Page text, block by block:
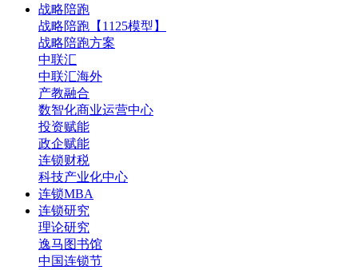
战略陪跑
战略陪跑【1125模型】
战略陪跑方案
中联汇
中联汇海外
产教融合
数智化商业运营中心
投资赋能
政企赋能
连锁财税
科技产业化中心
连锁MBA
连锁研究
理论研究
逸马图书馆
中国连锁节